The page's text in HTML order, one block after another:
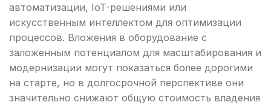
автоматизации, IoT-решениями или
искусственным интеллектом для оптимизации
процессов. Вложения в оборудование с
заложенным потенциалом для масштабирования и
модернизации могут показаться более дорогими
на старте, но в долгосрочной перспективе они
значительно снижают общую стоимость владения